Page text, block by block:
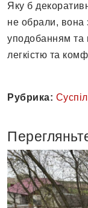
Яку б
не обрали, вона
уподобанням та
легкістю та
Рубрика: